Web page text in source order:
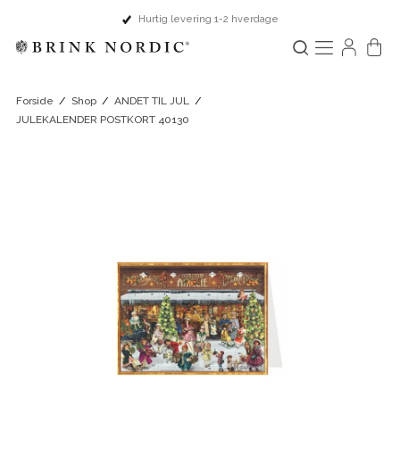
Hurtig levering 1-2 hverdage
Forside / Shop / ANDET TIL JUL /
JULEKALENDER POSTKORT 40130